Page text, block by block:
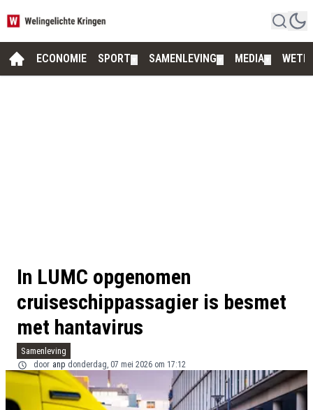
ECONOMIE SPORT SAMENLEVING MEDIA
In LUMC opgenomen
cruiseschippassagier is besmet
met hantavirus
Samenleving
door anp donderdag, 07 mei 2026 om 17:12